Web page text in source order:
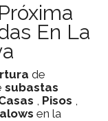
En La
de
subastas
, Pisos ,
en la